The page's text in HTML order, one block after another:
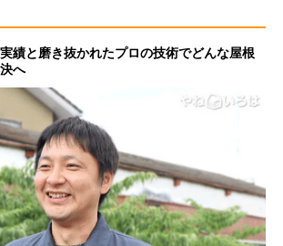
績と磨き抜かれたプロの技術でどんな屋根
へ